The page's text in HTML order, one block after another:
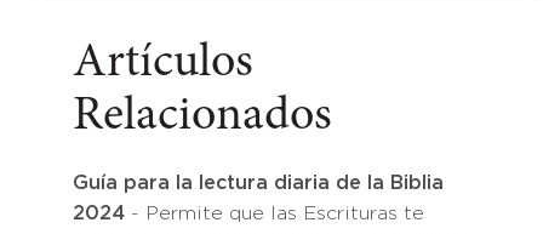
Artículos
Relacionados
Guía para la lectura diaria de la Biblia
2024 - Permite que las Escrituras te